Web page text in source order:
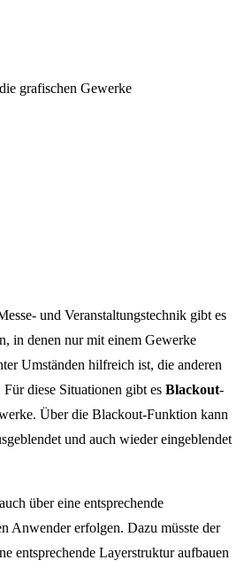
grafischen Gewerke
und Veranstaltungstechnik gibt es
in denen nur mit einem Gewerke
Umständen hilfreich ist, die anderen
diese Situationen gibt es Blackout-
Über die Blackout-Funktion kann
und auch wieder eingeblendet
über eine entsprechende
Anwender erfolgen. Dazu müsste der
entsprechende Layerstruktur aufbauen